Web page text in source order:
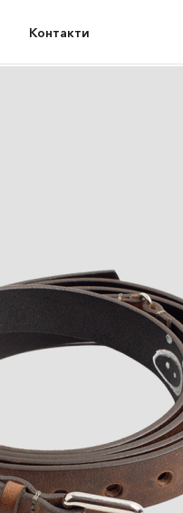
Контакти